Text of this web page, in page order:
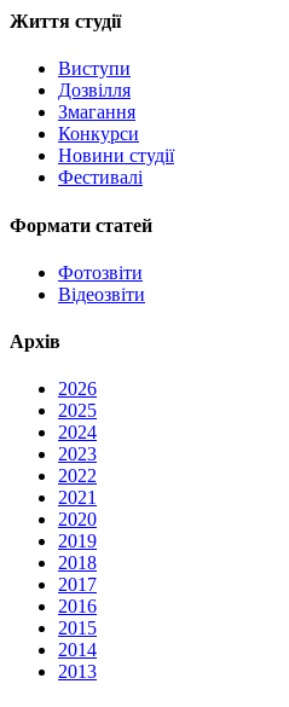
Життя студії
Виступи
Дозвілля
Змагання
Конкурси
Новини студії
Фестивалі
Формати статей
Фотозвіти
Відеозвіти
Архів
2026
2025
2024
2023
2022
2021
2020
2019
2018
2017
2016
2015
2014
2013